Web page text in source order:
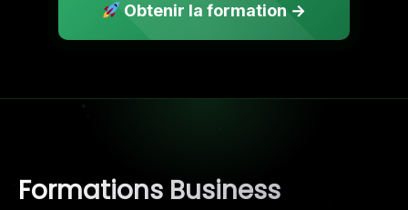
Obtenir la formation →
Formations Business